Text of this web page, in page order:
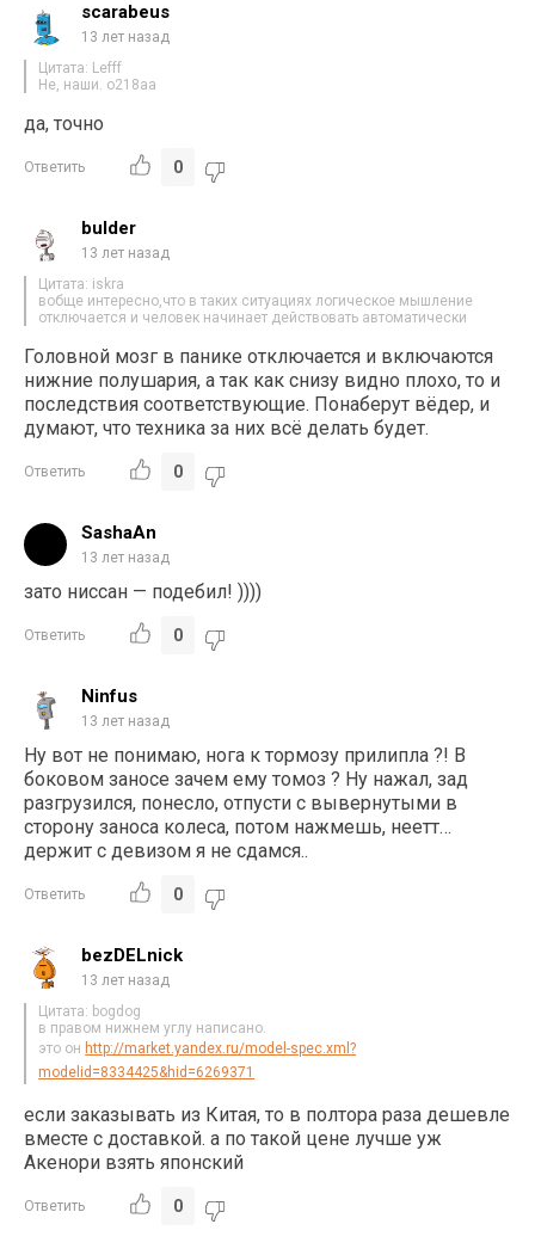
scarabeus
13 лет назад
Цитата: Lefff
Не, наши. о218аа
да, точно
Ответить 0
bulder
13 лет назад
Цитата: iskra
вобще интересно,что в таких ситуациях логическое мышление
отключается и человек начинает действовать автоматически
Головной мозг в панике отключается и включаются
нижние полушария, а так как снизу видно плохо, то и
последствия соответствующие. Понаберут вёдер, и
думают, что техника за них всё делать будет.
Ответить 0
SashaAn
13 лет назад
зато ниссан — подебил! ))))
Ответить 0
Ninfus
13 лет назад
Ну вот не понимаю, нога к тормозу прилипла ?! В
боковом заносе зачем ему томоз ? Ну нажал, зад
разгрузился, понесло, отпусти с вывернутыми в
сторону заноса колеса, потом нажмешь, неетт…
держит с девизом я не сдамся..
Ответить 0
bezDELnick
13 лет назад
Цитата: bogdog
в правом нижнем углу написано.
это он http://market.yandex.ru/model-spec.xml?
modelid=8334425&hid=6269371
если заказывать из Китая, то в полтора раза дешевле
вместе с доставкой. а по такой цене лучше уж
Акенори взять японский
Ответить 0